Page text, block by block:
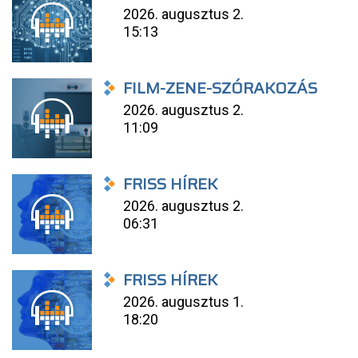
2026. augusztus 2.
15:13
FILM-ZENE-SZÓRAKOZÁS
2026. augusztus 2.
11:09
FRISS HÍREK
2026. augusztus 2.
06:31
FRISS HÍREK
2026. augusztus 1.
18:20